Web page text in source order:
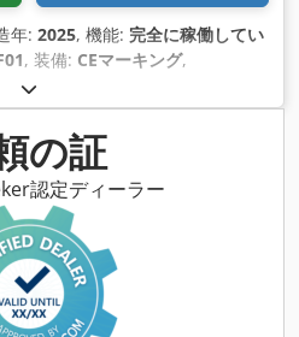
年: 2025, 機能: 完全に稼働してい
, 装備: CEマーキング,
の証
認定ディーラー